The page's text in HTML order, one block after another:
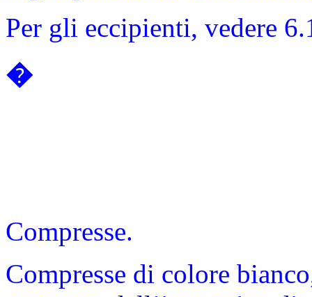
Per gli eccipienti, vedere
�
Compresse.
Compresse di colore